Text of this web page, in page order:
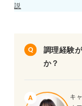
説
調理経験
か？
キ